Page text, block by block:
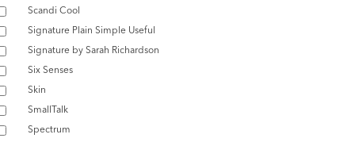
Scandi Cool
Signature Plain Simple Useful
Signature by Sarah Richardson
Six Senses
Skin
SmallTalk
Spectrum